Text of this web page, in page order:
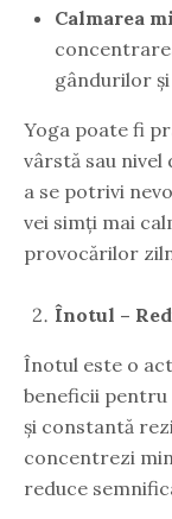
Calmarea
gândurilor
Yoga poate fi
vârstă sau
a se potrivi
vei simți mai
provocărilor
Înotul –
Înotul este o
beneficii pentru
și constantă
concentrezi
reduce